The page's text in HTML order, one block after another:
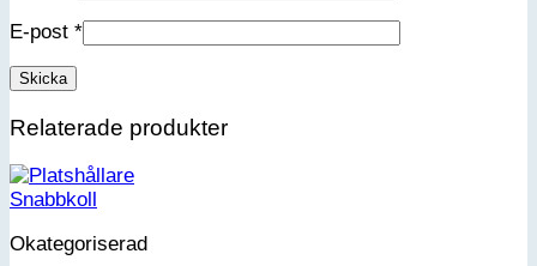
E-post *
Relaterade produkter
Snabbkoll
Okategoriserad